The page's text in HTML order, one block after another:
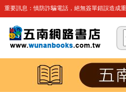
重要訊息：慎防詐騙電話，絕無簽單錯誤造成